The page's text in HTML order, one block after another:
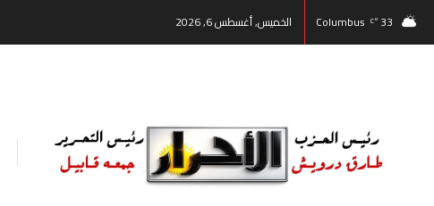
33
°C
Columbus الخميس, أغسطس 6, 2026